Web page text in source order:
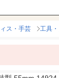
ス・手芸 工具